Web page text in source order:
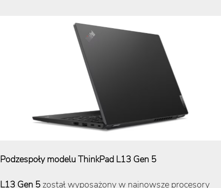
Podzespoły modelu ThinkPad L13 Gen 5
L13 Gen 5 został wyposażony w najnowsze procesory